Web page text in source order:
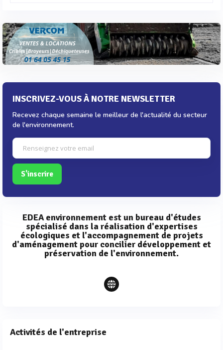
INSCRIVEZ-VOUS À NOTRE NEWSLETTER
Recevez chaque semaine le meilleur de l'actualité du secteur
de l'environnement.
S'inscrire
EDEA environnement est un bureau d'études
spécialisé dans la réalisation d'expertises
écologiques et l'accompagnement de projets
d'aménagement pour concilier développement et
préservation de l'environnement.
Activités de l'entreprise